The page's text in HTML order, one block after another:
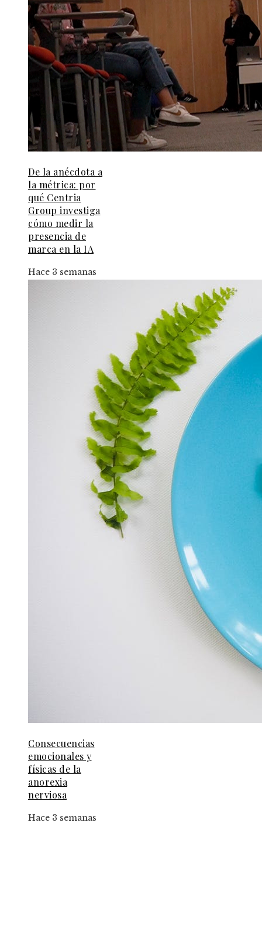
De la anécdota a
la métrica: por
qué Centria
Group investiga
cómo medir la
presencia de
marca en la IA
Hace 3 semanas
Consecuencias
emocionales y
físicas de la
anorexia
nerviosa
Hace 3 semanas